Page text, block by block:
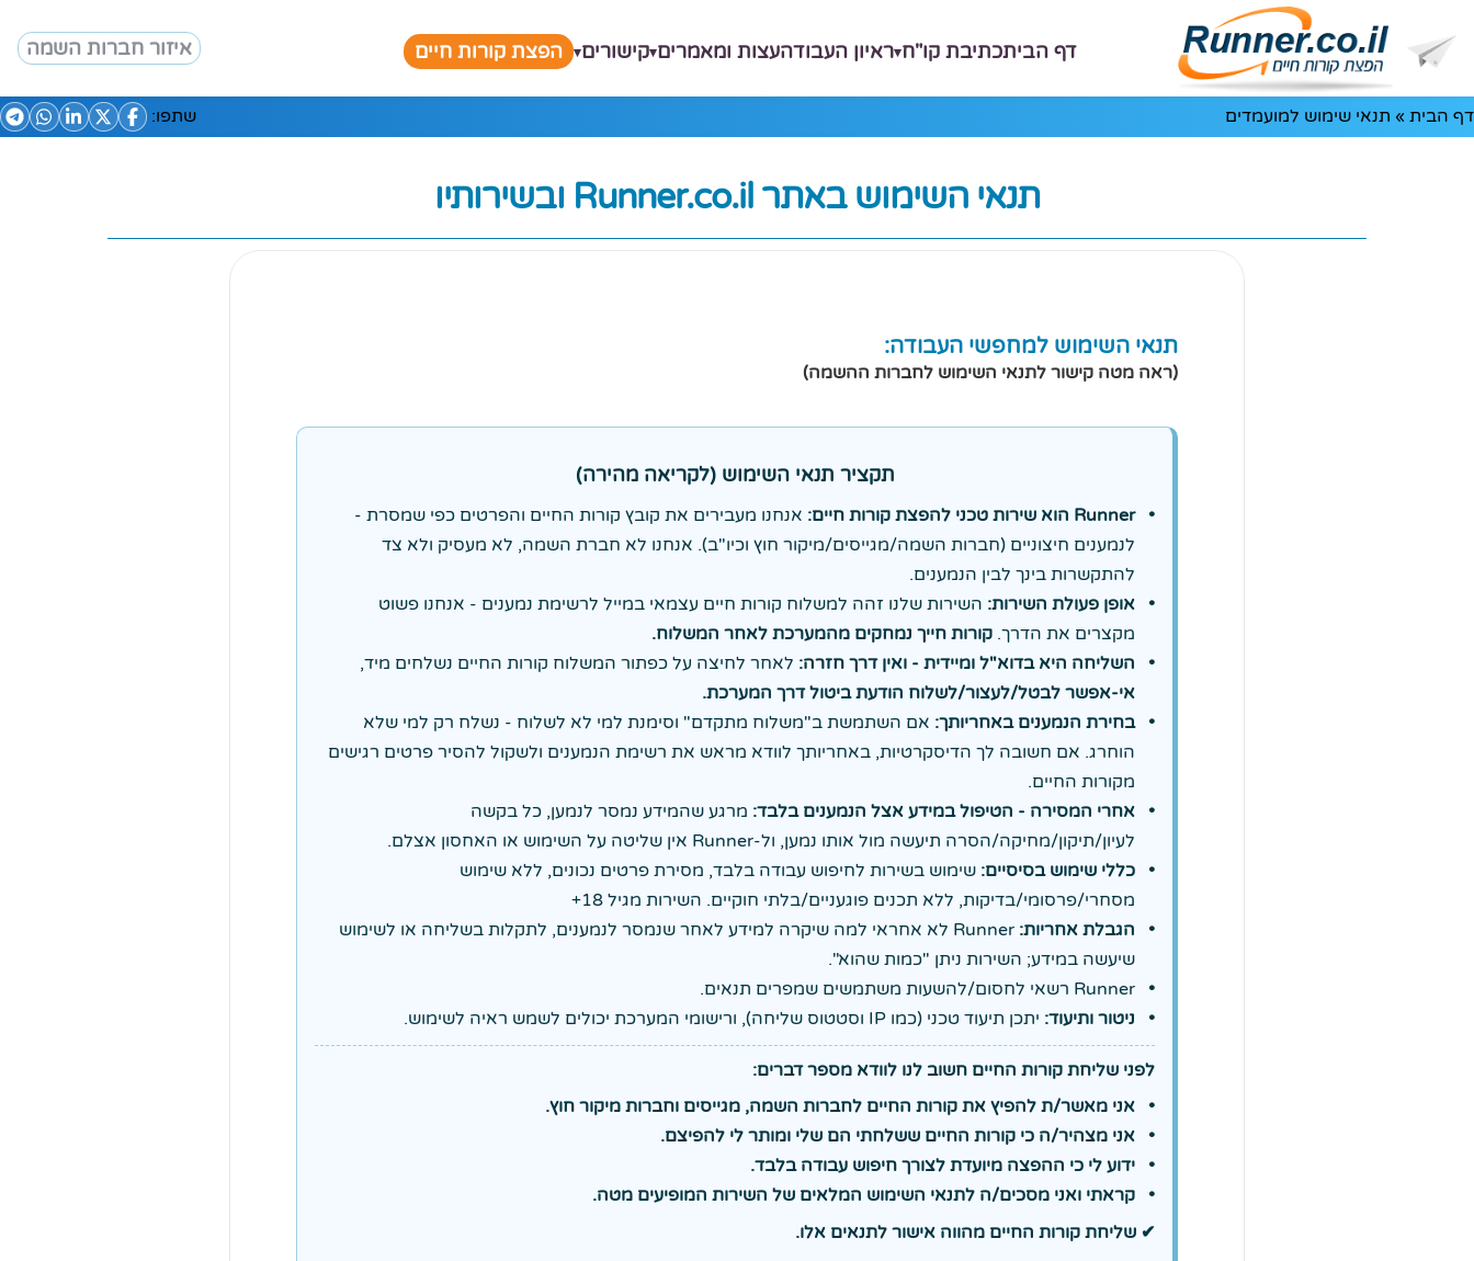
דף הביתכתיבת קו"ח ראיון העבודהעצות ומאמרים קישורים הפצת קורות חיים איזור חברות השמה
דף הבית » תנאי שימוש למועמדים שתפו:
תנאי השימוש באתר Runner.co.il ובשירותיו
תנאי השימוש למחפשי העבודה:
(ראה מטה קישור לתנאי השימוש לחברות ההשמה)
תקציר תנאי השימוש (לקריאה מהירה)
Runner הוא שירות טכני להפצת קורות חיים:
אנחנו מעבירים את קובץ קורות החיים והפרטים כפי שמסרת -
לנמענים חיצוניים (חברות השמה/מגייסים/מיקור חוץ וכיו"ב). אנחנו לא חברת השמה, לא מעסיק ולא צד
להתקשרות בינך לבין הנמענים.
אופן פעולת השירות: השירות שלנו זהה למשלוח קורות חיים עצמאי במייל לרשימת נמענים - אנחנו פשוט
מקצרים את הדרך. קורות חייך נמחקים מהמערכת לאחר המשלוח.
השליחה היא בדוא"ל ומיידית - ואין דרך חזרה: לאחר לחיצה על כפתור המשלוח קורות החיים נשלחים מיד,
אי-אפשר לבטל/לעצור/לשלוח הודעת ביטול דרך המערכת.
בחירת הנמענים באחריותך: אם השתמשת ב"משלוח מתקדם" וסימנת למי לא לשלוח - נשלח רק למי שלא
הוחרג. אם חשובה לך הדיסקרטיות, באחריותך לוודא מראש את רשימת הנמענים ולשקול להסיר פרטים רגישים
מקורות החיים.
אחרי המסירה - הטיפול במידע אצל הנמענים בלבד: מרגע שהמידע נמסר לנמען, כל בקשה
לעיון/תיקון/מחיקה/הסרה תיעשה מול אותו נמען, ול-Runner אין שליטה על השימוש או האחסון אצלם.
כללי שימוש בסיסיים: שימוש בשירות לחיפוש עבודה בלבד, מסירת פרטים נכונים, ללא שימוש
מסחרי/פרסומי/בדיקות, ללא תכנים פוגעניים/בלתי חוקיים. השירות מגיל 18+
הגבלת אחריות:
Runner לא אחראי למה שיקרה למידע לאחר שנמסר לנמענים, לתקלות בשליחה או לשימוש
שיעשה במידע; השירות ניתן "כמות שהוא".
Runner רשאי לחסום/להשעות משתמשים שמפרים תנאים.
ניטור ותיעוד: יתכן תיעוד טכני (כמו IP וסטטוס שליחה), ורישומי המערכת יכולים לשמש ראיה לשימוש.
לפני שליחת קורות החיים חשוב לנו לוודא מספר דברים:
אני מאשר/ת להפיץ את קורות החיים לחברות השמה, מגייסים וחברות מיקור חוץ.
אני מצהיר/ה כי קורות החיים ששלחתי הם שלי ומותר לי להפיצם.
ידוע לי כי ההפצה מיועדת לצורך חיפוש עבודה בלבד.
קראתי ואני מסכים/ה לתנאי השימוש המלאים של השירות המופיעים מטה.
✔ שליחת קורות החיים מהווה אישור לתנאים אלו.